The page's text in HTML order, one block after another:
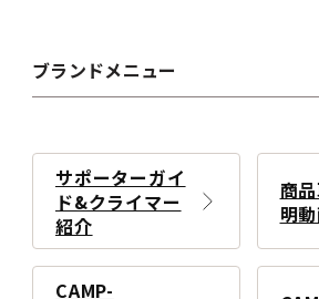
ブランドメニュー
サポーターガイ
ド&クライマー
紹介
商
明
CAMP-